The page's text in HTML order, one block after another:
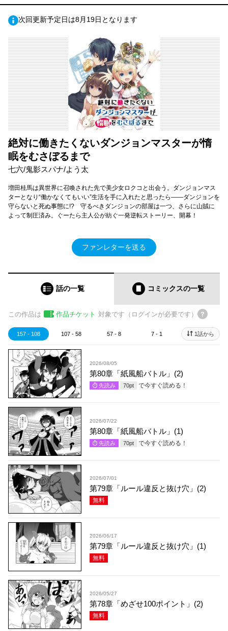
次回更新予定日は8月19日となります
絶対に働きたくないダンジョンマスターが惰
眠をむさぼるまで
七六/鬼影スパナ/よう太
増田桂馬は異世界に召喚された先で美少女ロクコと出会う。ダンジョンマス
ターとなり“働かなくてもいい”生活を手に入れたと思ったら――ダンジョンを
守らないと死ぬ事態に!? 守るべきダンジョンの部屋は一つ、さらに山賊に
よって制圧済み。ぐーたら主人公が紡ぐ一発逆転ストーリー、開幕！
ファンレターを送る
話の一覧 コミックスの一覧
この作品は 作品チケット 対象です（ログインが必要です）
157 - 108 107 - 58 57 - 8 7 - 1 1話から
2026/08/05
第80章「紙風船バトル」(2)
先読み 70pt で今すぐ読める！
2026/07/22
第80章「紙風船バトル」(1)
先読み 70pt で今すぐ読める！
2026/07/01
第79章「ルール違反と抜け穴」(2)
無料
2026/06/17
第79章「ルール違反と抜け穴」(1)
無料
2026/05/27
第78章「めざせ100ポイント」(2)
無料